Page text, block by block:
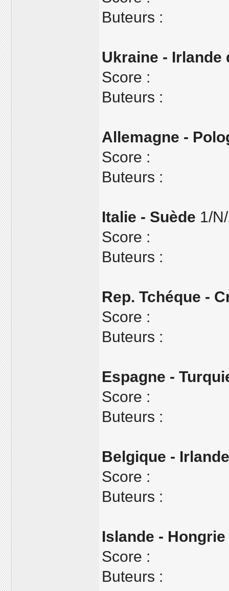
Buteurs :
Ukraine - Irlande
Score :
Buteurs :
Allemagne -
Score :
Buteurs :
Italie - Suède 1/
Score :
Buteurs :
Rep. Tchéque -
Score :
Buteurs :
Espagne -
Score :
Buteurs :
Belgique - Irlande
Score :
Buteurs :
Islande - Hongrie
Score :
Buteurs :